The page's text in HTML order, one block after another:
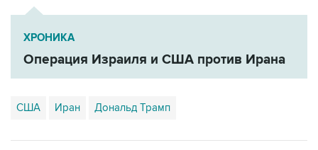
ХРОНИКА
Операция Израиля и США против Ирана
США Иран Дональд Трамп